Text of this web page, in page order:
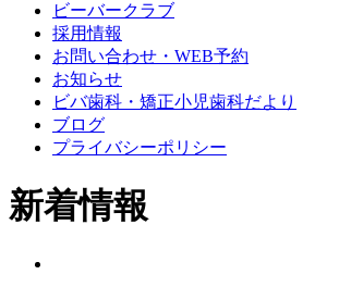
ビーバークラブ
採用情報
お問い合わせ・WEB予約
お知らせ
ビバ歯科・矯正小児歯科だより
ブログ
プライバシーポリシー
新着情報